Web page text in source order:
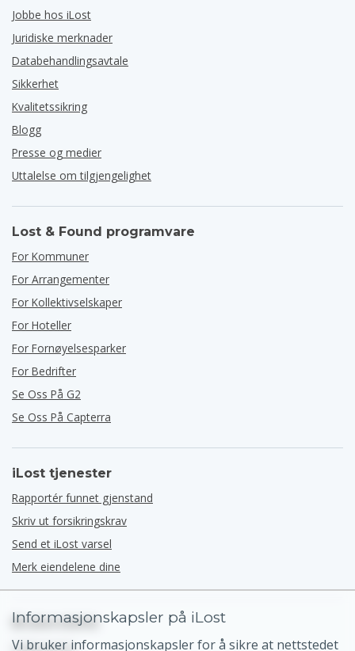
Jobbe hos iLost
Juridiske merknader
Databehandlingsavtale
Sikkerhet
Kvalitetssikring
Blogg
Presse og medier
Uttalelse om tilgjengelighet
Lost & Found programvare
For Kommuner
For Arrangementer
For Kollektivselskaper
For Hoteller
For Fornøyelsesparker
For Bedrifter
Se Oss På G2
Se Oss På Capterra
iLost tjenester
Rapportér funnet gjenstand
Skriv ut forsikringskrav
Send et iLost varsel
Merk eiendelene dine
Brukerstøtte
Hjelpesenter
Informasjonskapsler på iLost
Vi bruker informasjonskapsler for å sikre at nettstedet